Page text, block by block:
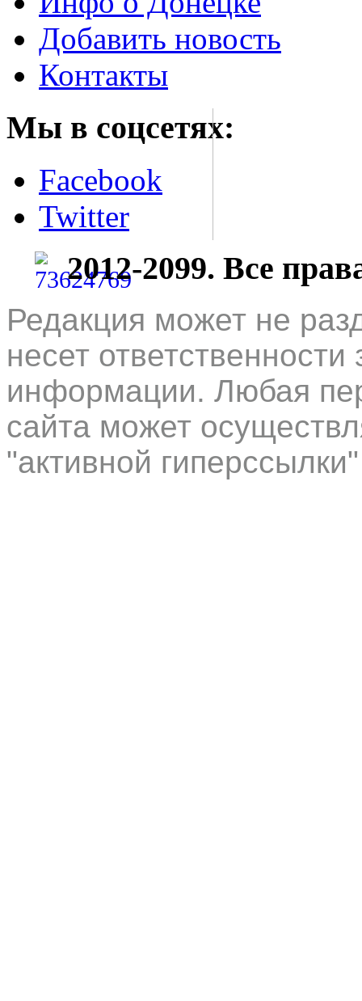
Добавить новость
Контакты
Мы в соцсетях:
Facebook
Twitter
2012-2099. Все
Редакция может не
несет
информации. Любая
сайта может
"активной